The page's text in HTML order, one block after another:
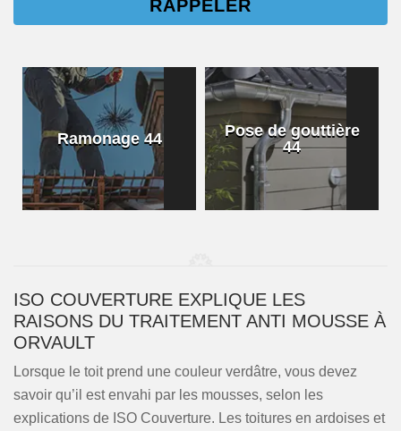
Ramonage 44
Pose de gouttière
44
ISO COUVERTURE EXPLIQUE LES
RAISONS DU TRAITEMENT ANTI MOUSSE À
ORVAULT
Lorsque le toit prend une couleur verdâtre, vous devez
savoir qu’il est envahi par les mousses, selon les
explications de ISO Couverture. Les toitures en ardoises et